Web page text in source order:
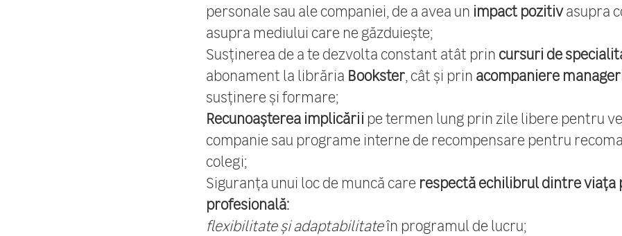
personale sau ale companiei, de a avea un impact pozitivasupra
asupra mediului care ne găzduiește;
Susținerea de a te dezvolta constant atât prin cursuri de
abonament la librăria Bookster , cât și prin acompaniere
susținere și formare;
Recunoașterea implicării pe termen lung prin zile libere pentru
companie sau programe interne de recompensare pentru
colegi;
Siguranța unui loc de muncă care respectă echilibrul dintre viața
profesională:
flexibilitate și adaptabilitateîn programul de lucru;